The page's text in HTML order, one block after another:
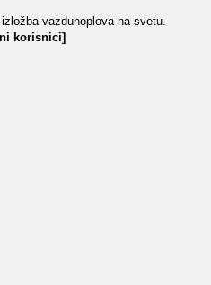
vazduhoplova na svetu.
korisnici]